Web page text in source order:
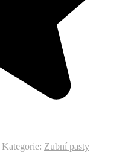
Kategorie: Zubní pasty